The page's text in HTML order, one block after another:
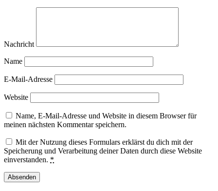
Nachricht
Name
E-Mail-Adresse
Website
Name, E-Mail-Adresse und Website in diesem Browser für
meinen nächsten Kommentar speichern.
Mit der Nutzung dieses Formulars erklärst du dich mit der
Speicherung und Verarbeitung deiner Daten durch diese Website
einverstanden. *